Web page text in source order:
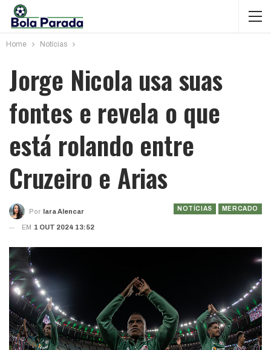
Home Notícias
Jorge Nicola usa suas
fontes e revela o que
está rolando entre
Cruzeiro e Arias
NOTÍCIAS MERCADO
Por Iara Alencar
EM 1 OUT 2024 13:52